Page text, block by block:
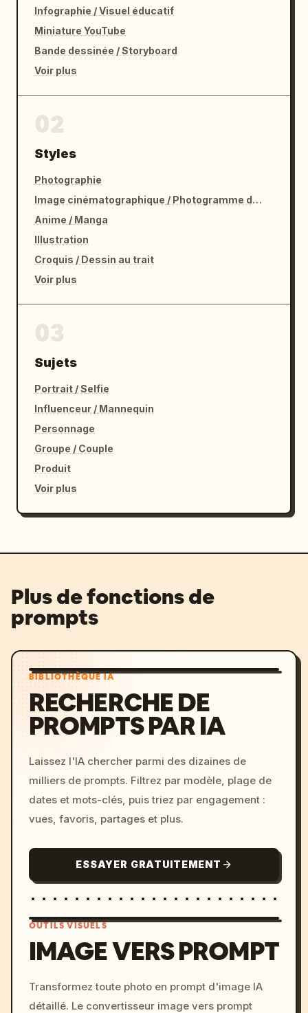
Infographie / Visuel éducatif
Miniature YouTube
Bande dessinée / Storyboard
Voir plus
Styles
Photographie
Image cinématographique / Photogramme de film
Anime / Manga
Illustration
Croquis / Dessin au trait
Voir plus
Sujets
Portrait / Selfie
Influenceur / Mannequin
Personnage
Groupe / Couple
Produit
Voir plus
Plus de fonctions de
prompts
BIBLIOTHÈQUE IA
RECHERCHE DE
PROMPTS PAR IA
Laissez l'IA chercher parmi des dizaines de
milliers de prompts. Filtrez par modèle, plage de
dates et mots-clés, puis triez par engagement :
vues, favoris, partages et plus.
ESSAYER GRATUITEMENT
c, cyberpunk sunset, neon
colors, 8k --v 6.0
OUTILS VISUELS
IMAGE VERS PROMPT
Transformez toute photo en prompt d'image IA
détaillé. Le convertisseur image vers prompt